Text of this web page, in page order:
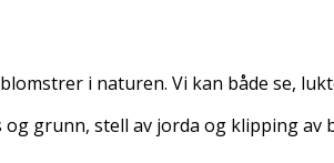
i naturen. Vi kan både se,
grunn, stell av jorda og klipping